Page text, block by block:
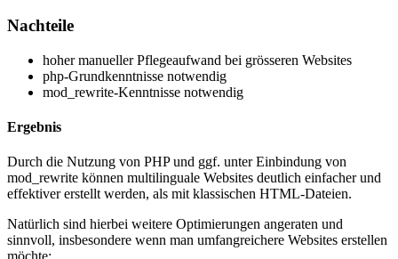
Nachteile
hoher manueller Pflegeaufwand bei grösseren Websites
php-Grundkenntnisse notwendig
mod_rewrite-Kenntnisse notwendig
Ergebnis
Durch die Nutzung von PHP und ggf. unter Einbindung von
mod_rewrite können multilinguale Websites deutlich einfacher und
effektiver erstellt werden, als mit klassischen HTML-Dateien.
Natürlich sind hierbei weitere Optimierungen angeraten und
sinnvoll, insbesondere wenn man umfangreichere Websites erstellen